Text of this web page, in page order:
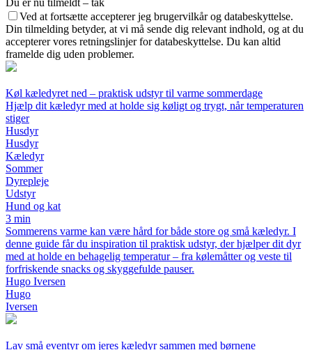
Du er nu tilmeldt – tak
Ved at fortsætte accepterer jeg brugervilkår og databeskyttelse.
Din tilmelding betyder, at vi må sende dig relevant indhold, og at du
accepterer vores retningslinjer for databeskyttelse. Du kan altid
framelde dig uden problemer.
Køl kæledyret ned – praktisk udstyr til varme sommerdage
Hjælp dit kæledyr med at holde sig køligt og trygt, når temperaturen
stiger
Husdyr
Husdyr
Kæledyr
Sommer
Dyrepleje
Udstyr
Hund og kat
3 min
Sommerens varme kan være hård for både store og små kæledyr. I
denne guide får du inspiration til praktisk udstyr, der hjælper dit dyr
med at holde en behagelig temperatur – fra kølemåtter og veste til
forfriskende snacks og skyggefulde pauser.
Hugo Iversen
Hugo
Iversen
Lav små eventyr om jeres kæledyr sammen med børnene